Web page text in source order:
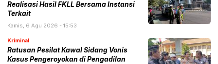
Realisasi Hasil FKLL Bersama Instansi
Terkait
Kamis, 6 Agu 2026 - 15:53
Kriminal
Ratusan Pesilat Kawal Sidang Vonis
Kasus Pengeroyokan di Pengadilan